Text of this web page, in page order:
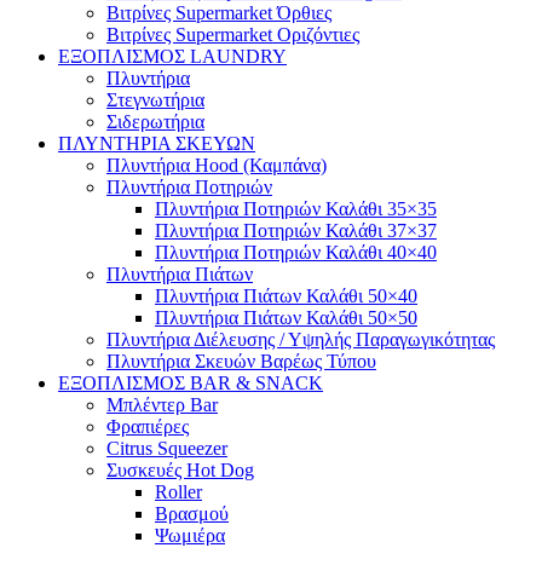
Βιτρίνες Supermarket Όρθιες
Βιτρίνες Supermarket Οριζόντιες
ΕΞΟΠΛΙΣΜΟΣ LAUNDRY
Πλυντήρια
Στεγνωτήρια
Σιδερωτήρια
ΠΛΥΝΤΗΡΙΑ ΣΚΕΥΩΝ
Πλυντήρια Hood (Καμπάνα)
Πλυντήρια Ποτηριών
Πλυντήρια Ποτηριών Καλάθι 35×35
Πλυντήρια Ποτηριών Καλάθι 37×37
Πλυντήρια Ποτηριών Καλάθι 40×40
Πλυντήρια Πιάτων
Πλυντήρια Πιάτων Καλάθι 50×40
Πλυντήρια Πιάτων Καλάθι 50×50
Πλυντήρια Διέλευσης / Υψηλής Παραγωγικότητας
Πλυντήρια Σκευών Βαρέως Τύπου
ΕΞΟΠΛΙΣΜΟΣ BAR & SNACK
Μπλέντερ Bar
Φραπιέρες
Citrus Squeezer
Συσκευές Hot Dog
Roller
Βρασμού
Ψωμιέρα